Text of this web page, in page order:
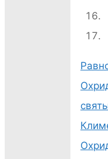
2026-